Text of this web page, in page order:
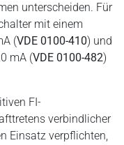
unterscheiden. Für
mit einem
(VDE 0100-410) und
mA (VDE 0100-482)
FI-
verbindlicher
Einsatz verpflichten,